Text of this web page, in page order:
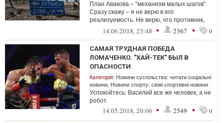
План Авакова – "механизм малых шагов".
Сразу скажу – я не верю в его
реализуемость. Не верю, что противник,
который держит на оккупированном
14.06.2018, 23:48 • 2367 • 0
САМАЯ ТРУДНАЯ ПОБЕДА
ЛОМАЧЕНКО. "ХАЙ-ТЕК" БЫЛ В
ОПАСНОСТИ
Категорія: Новини суспільства: читати соціальні
новини Новини спорту: свіжі спортивні новини
Успокойтесь: Василий все же человек, а не
робот.
14.05.2018, 20:06 • 2549 • 0